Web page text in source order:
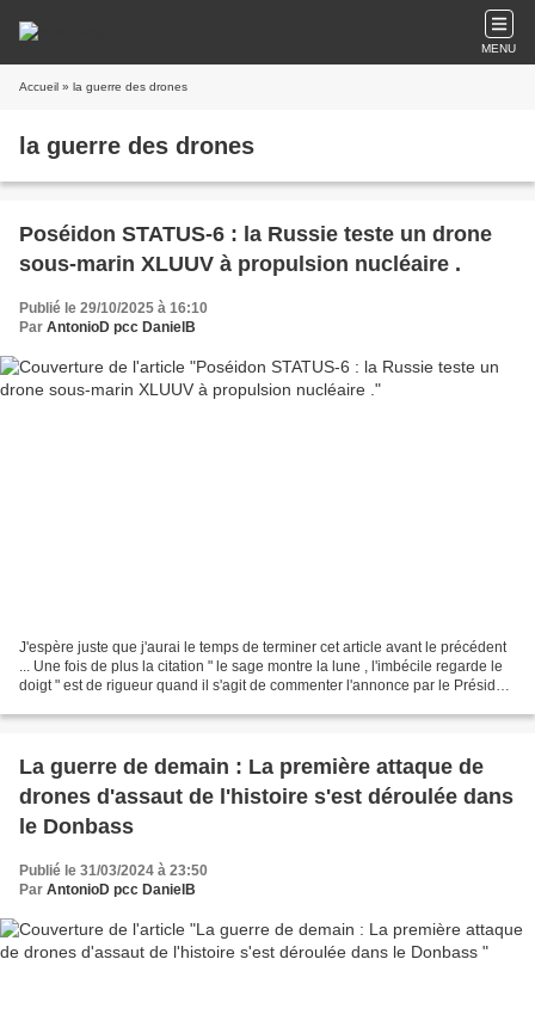
MENU
Accueil » la guerre des drones
la guerre des drones
Poséidon STATUS-6 : la Russie teste un drone
sous-marin XLUUV à propulsion nucléaire .
Publié le 29/10/2025 à 16:10
Par AntonioD pcc DanielB
J'espère juste que j'aurai le temps de terminer cet article avant le précédent
... Une fois de plus la citation " le sage montre la lune , l'imbécile regarde le
doigt " est de rigueur quand il s'agit de commenter l'annonce par le Président
La guerre de demain : La première attaque de
drones d'assaut de l'histoire s'est déroulée dans
le Donbass
Publié le 31/03/2024 à 23:50
Par AntonioD pcc DanielB